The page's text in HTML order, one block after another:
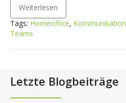
Weiterlesen
Tags: Homeoffice, Kommunikation
Teams
Letzte Blogbeiträge